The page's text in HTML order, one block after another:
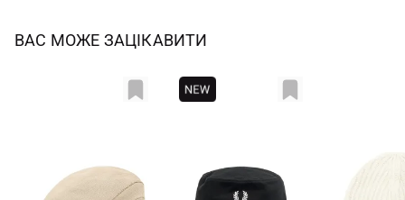
ВАС МОЖЕ ЗАЦІКАВИТИ